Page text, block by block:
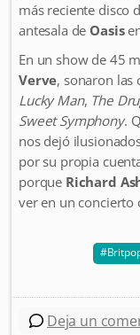
más reciente disco
antesala de Oasis
En un show de 45
Verve, sonaron las
Lucky Man, The
Sweet Symphony.
nos dejó
por su propia
porque Richard
ver en un concierto
Deja un